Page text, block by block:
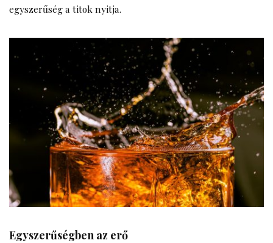
egyszerűség a titok nyitja.
Egyszerűségben az erő